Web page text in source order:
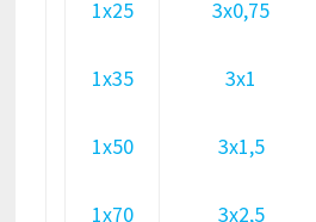
1х25
1х35
1х50
1х70
3х0,75
3х1
3х1,5
3х2,5